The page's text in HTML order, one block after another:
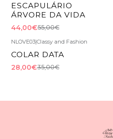
ESCAPULÁRIO
ÁRVORE DA VIDA
44,00€55,00€
NLOVE03|Classy and Fashion
COLAR DATA
28,00€35,00€